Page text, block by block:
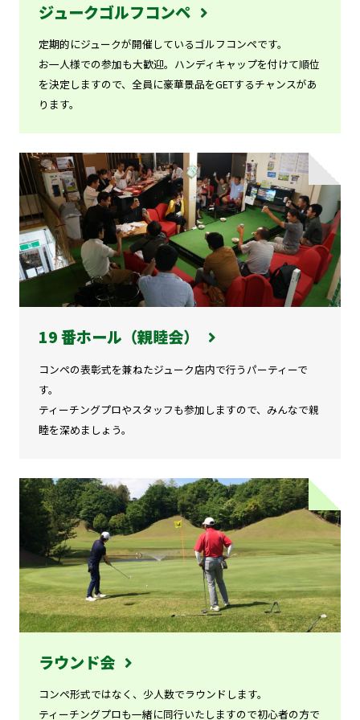
ジュークゴルフコンペ
定期的にジュークが開催しているゴルフコンペです。
お一人様での参加も大歓迎。ハンディキャップを付けて順位
を決定しますので、全員に豪華景品をGETするチャンスがあ
ります。
19 番ホール（親睦会）
コンペの表彰式を兼ねたジューク店内で行うパーティーで
す。
ティーチングプロやスタッフも参加しますので、みんなで親
睦を深めましょう。
ラウンド会
コンペ形式ではなく、少人数でラウンドします。
ティーチングプロも一緒に同行いたしますので初心者の方で